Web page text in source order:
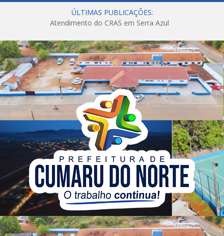
ÚLTIMAS PUBLICAÇÕES:
Atendimento do CRAS em Serra Azul